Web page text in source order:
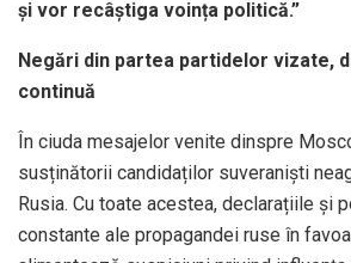
și vor recâștiga voința politică.”
Negări din partea partidelor vizate,
continuă
În ciuda mesajelor venite dinspre
susținătorii candidaților suveraniști
Rusia. Cu toate acestea, declarațiile și
constante ale propagandei ruse în